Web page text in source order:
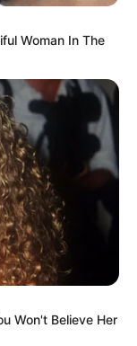
Woman In The
Won't Believe Her